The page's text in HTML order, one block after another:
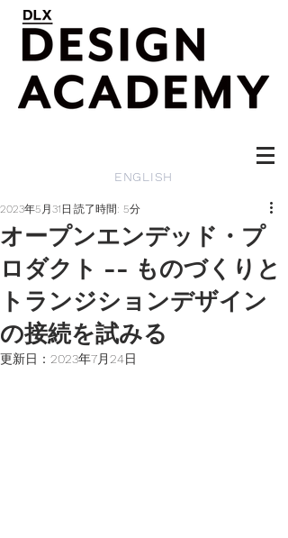
ENGLISH
オープンエンデッド・プ
ロダクト -- ものづくりと
トランジションデザイン
の接続を試みる
2023年5月31日 読了時間: 5分
更新日： 2023年7月24日